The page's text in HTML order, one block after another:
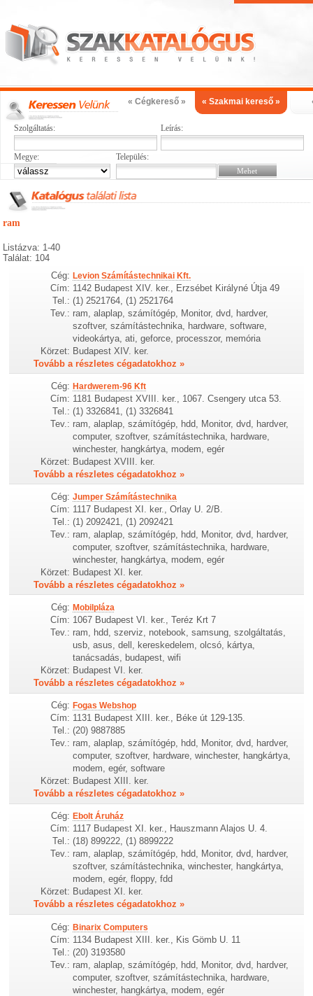
« Cégkereső » « Szakmai kereső »
Szolgáltatás: Leírás:
Megye: Település:
ram
Listázva: 1-40
Találat: 104
Cég: Levion Számítástechnikai Kft.
Cím: 1142 Budapest XIV. ker., Erzsébet Királyné Útja 49
Tel.: (1) 2521764, (1) 2521764
Tev.: ram, alaplap, számítógép, Monitor, dvd, hardver,
szoftver, számítástechnika, hardware, software,
videokártya, ati, geforce, processzor, memória
Körzet: Budapest XIV. ker.
Tovább a részletes cégadatokhoz »
Cég: Hardwerem-96 Kft
Cím: 1181 Budapest XVIII. ker., 1067. Csengery utca 53.
Tel.: (1) 3326841, (1) 3326841
Tev.: ram, alaplap, számítógép, hdd, Monitor, dvd, hardver,
computer, szoftver, számítástechnika, hardware,
winchester, hangkártya, modem, egér
Körzet: Budapest XVIII. ker.
Tovább a részletes cégadatokhoz »
Cég: Jumper Számítástechnika
Cím: 1117 Budapest XI. ker., Orlay U. 2/B.
Tel.: (1) 2092421, (1) 2092421
Tev.: ram, alaplap, számítógép, hdd, Monitor, dvd, hardver,
computer, szoftver, számítástechnika, hardware,
winchester, hangkártya, modem, egér
Körzet: Budapest XI. ker.
Tovább a részletes cégadatokhoz »
Cég: Mobilpláza
Cím: 1067 Budapest VI. ker., Teréz Krt 7
Tev.: ram, hdd, szerviz, notebook, samsung, szolgáltatás,
usb, asus, dell, kereskedelem, olcsó, kártya,
tanácsadás, budapest, wifi
Körzet: Budapest VI. ker.
Tovább a részletes cégadatokhoz »
Cég: Fogas Webshop
Cím: 1131 Budapest XIII. ker., Béke út 129-135.
Tel.: (20) 9887885
Tev.: ram, alaplap, számítógép, hdd, Monitor, dvd, hardver,
computer, szoftver, hardware, winchester, hangkártya,
modem, egér, software
Körzet: Budapest XIII. ker.
Tovább a részletes cégadatokhoz »
Cég: Ebolt Áruház
Cím: 1117 Budapest XI. ker., Hauszmann Alajos U. 4.
Tel.: (18) 899222, (1) 8899222
Tev.: ram, alaplap, számítógép, hdd, Monitor, dvd, hardver,
szoftver, számítástechnika, winchester, hangkártya,
modem, egér, floppy, fdd
Körzet: Budapest XI. ker.
Tovább a részletes cégadatokhoz »
Cég: Binarix Computers
Cím: 1134 Budapest XIII. ker., Kis Gömb U. 11
Tel.: (20) 3193580
Tev.: ram, alaplap, számítógép, hdd, Monitor, dvd, hardver,
computer, szoftver, számítástechnika, hardware,
winchester, hangkártya, modem, egér